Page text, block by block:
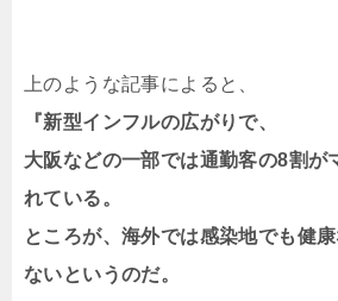
上のような記事によると、
『新型インフルの広がりで、
大阪などの一部では通勤客の8割が
れている。
ところが、海外では感染地でも健
ないというのだ。